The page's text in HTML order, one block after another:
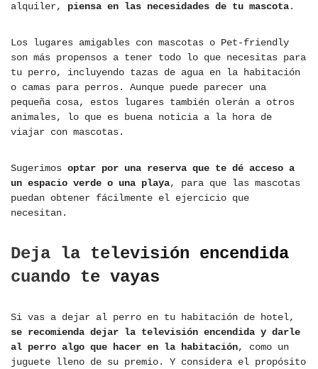
alquiler, piensa en las necesidades de tu mascota.
Los lugares amigables con mascotas o Pet-friendly
son más propensos a tener todo lo que necesitas para
tu perro, incluyendo tazas de agua en la habitación
o camas para perros. Aunque puede parecer una
pequeña cosa, estos lugares también olerán a otros
animales, lo que es buena noticia a la hora de
viajar con mascotas.
Sugerimos optar por una reserva que te dé acceso a
un espacio verde o una playa, para que las mascotas
puedan obtener fácilmente el ejercicio que
necesitan.
Deja la televisión encendida
cuando te vayas
Si vas a dejar al perro en tu habitación de hotel,
se recomienda dejar la televisión encendida y darle
al perro algo que hacer en la habitación, como un
juguete lleno de su premio. Y considera el propósito